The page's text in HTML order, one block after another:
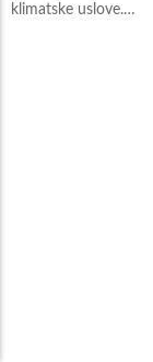
klimatske uslove.…